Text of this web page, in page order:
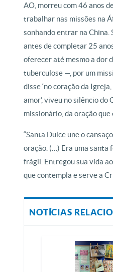
AO, morreu com 46 anos
trabalhar nas missões na
sonhando entrar na China.
antes de completar 25
oferecer até mesmo a dor
tuberculose —, por um
disse ‘no coração da
amor’, viveu no silêncio do
missionário, da oração que
“Santa Dulce une o
oração. (…) Era uma santa
frágil. Entregou sua vida
que contempla e serve a
NOTÍCIAS